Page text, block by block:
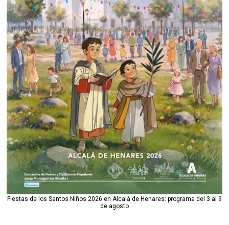
Fiestas de los Santos Niños 2026 en Alcalá de Henares: programa del 3 al 9
de agosto